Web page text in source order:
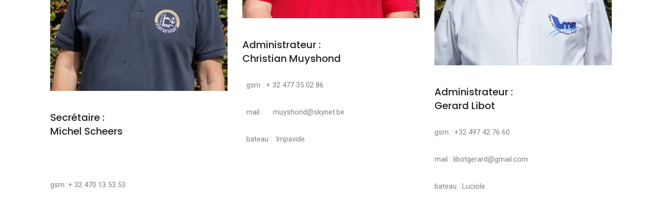
Secrétaire :
Michel Scheers
gsm :+ 32 470 13 53 53
Administrateur :
Christian Muyshond
gsm : + 32 477 35 02 86
mail : muyshond@skynet.be
bateau : Impavide
Administrateur :
Gerard Libot
gsm : +32 497 42 76 60
mail : libotgerard@gmail.com
bateau : Luciole